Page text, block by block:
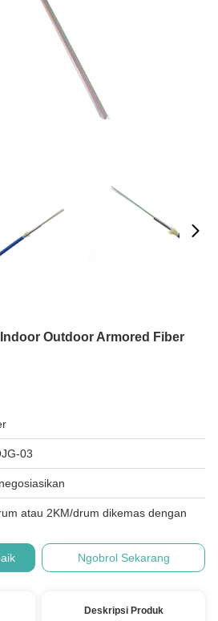
Outdoor Armored Fiber
03
atau 2KM/drum dikemas dengan
Ngobrol Sekarang
Deskripsi Produk